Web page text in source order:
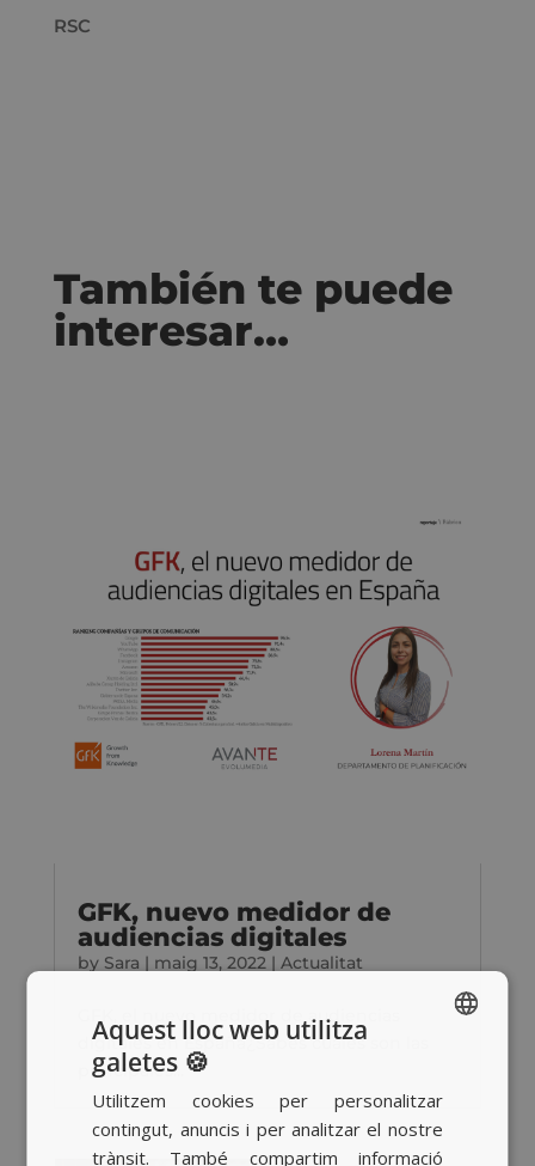
RSC
También te puede
interesar…
GFK, nuevo medidor de
audiencias digitales
by Sara | maig 13, 2022| Actualitat
GFK, el nuevo medidor de audiencias
digitales en España¿Sabes cuáles son las
principales...
BASQUE
Aquest lloc web utilitza
galetes 🍪
Utilitzem cookies per personalitzar
contingut, anuncis i per analitzar el nostre
trànsit. També compartim informació